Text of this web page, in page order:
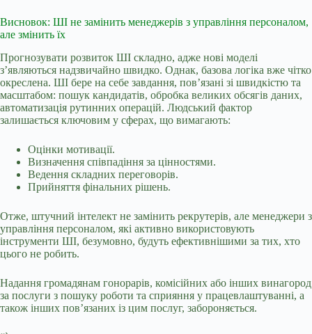
Висновок: ШІ не замінить менеджерів з управління персоналом,
але змінить їх
Прогнозувати розвиток ШІ складно, адже нові моделі
з’являються надзвичайно швидко. Однак, базова логіка вже чітко
окреслена. ШІ бере на себе завдання, пов’язані зі швидкістю та
масштабом: пошук кандидатів, обробка великих обсягів даних,
автоматизація рутинних операцій. Людський фактор
залишається ключовим у сферах, що вимагають:
Оцінки мотивації.
Визначення співпадіння за цінностями.
Ведення складних переговорів.
Прийняття фінальних рішень.
Отже, штучний інтелект не замінить рекрутерів, але менеджери з
управління персоналом, які активно використовують
інструменти ШІ, безумовно, будуть ефективнішими за тих, хто
цього не робить.
Надання громадянам гонорарів, комісійних або інших винагород
за послуги з пошуку роботи та сприяння у працевлаштуванні, а
також інших пов’язаних із цим послуг, забороняється.